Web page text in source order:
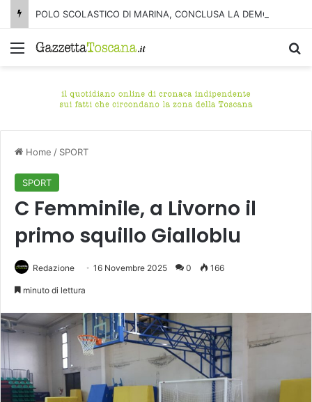
Menu
Home / SPORT
SPORT
C Femminile, a Livorno il
primo squillo Gialloblu
Redazione 16 Novembre 2025 0 166
minuto di lettura